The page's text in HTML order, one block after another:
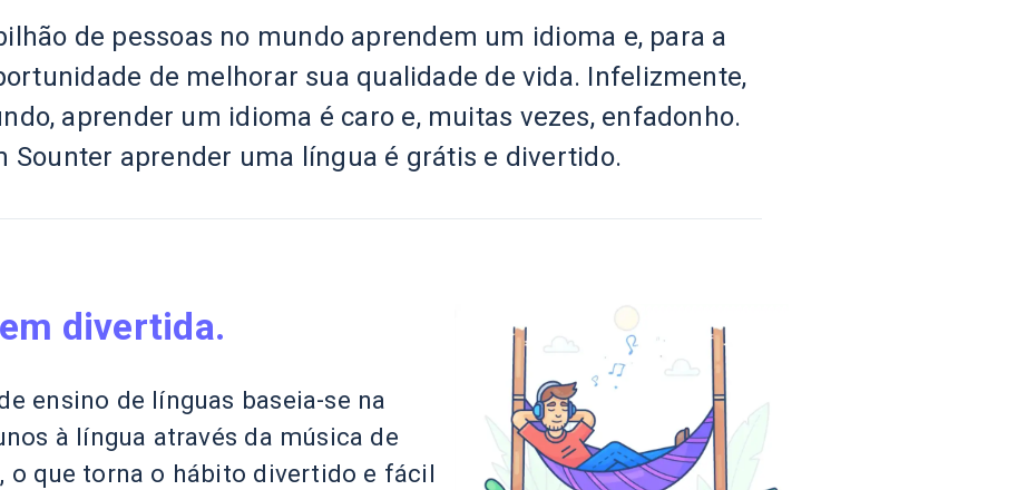
de pessoas no mundo aprendem um idioma e, para a
de melhorar sua qualidade de vida. Infelizmente,
aprender um idioma é caro e, muitas vezes, enfadonho.
Sounter aprender uma língua é grátis e divertido.
divertida.
ensino de línguas baseia-se na
à língua através da música de
o que torna o hábito divertido e fácil